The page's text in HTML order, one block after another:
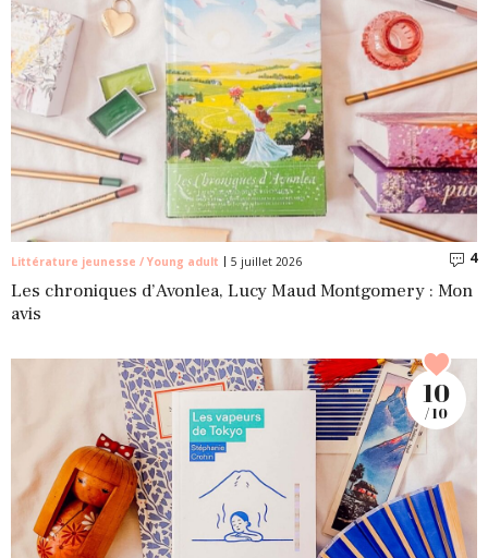
Littérature jeunesse / Young adult 5 juillet 2026 4
Les chroniques d’Avonlea, Lucy Maud Montgomery : Mon
avis
10
/ 10